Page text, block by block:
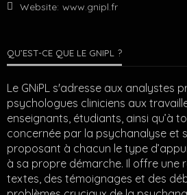
Website: www.gnipl.fr
QU’EST-CE QUE LE GNIPL ?
Le GNiPL s'adresse aux analystes
psychologues cliniciens aux
enseignants, étudiants, ainsi qu’à
concernée par la psychanalyse et
proposant à chacun le type
à sa propre démarche. Il offre une
textes, des témoignages et des